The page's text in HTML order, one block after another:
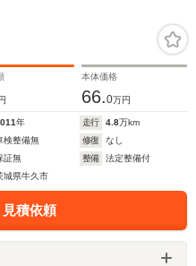
本体価格
66.0万円
年 走行 4.8万km
検整備無 修復
なし
証無 整備
法定整備付
城県牛久市
積依頼